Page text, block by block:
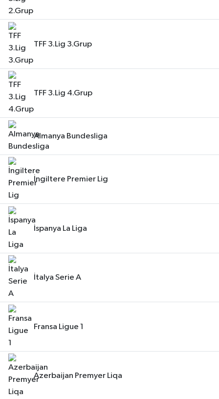
TFF 3.Lig 3.Grup
TFF 3.Lig 4.Grup
Almanya Bundesliga
İngiltere Premier Lig
İspanya La Liga
İtalya Serie A
Fransa Ligue 1
Azerbaijan Premyer Liqa